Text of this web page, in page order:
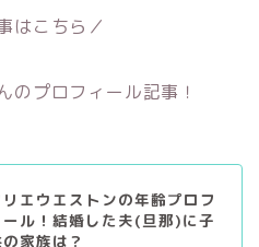
はこちら／
のプロフィール記事！
リエウエストンの年齢プロフ
ール！結婚した夫(旦那)に子
家族は？